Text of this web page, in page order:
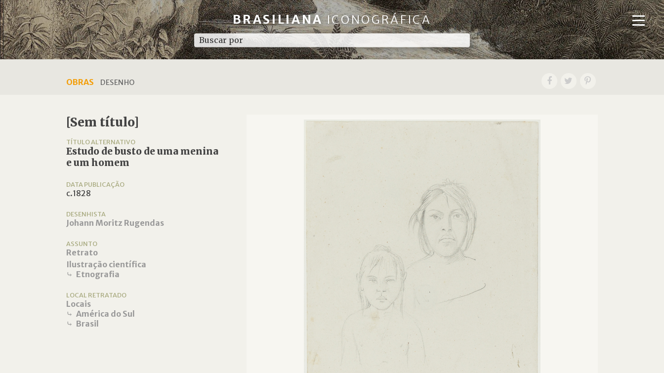
BRASILIANAICONOGRÁFICA
OBRAS DESENHO
[Sem título]
TÍTULO ALTERNATIVO
Estudo de busto de uma menina
e um homem
DATA PUBLICAÇÃO
c.1828
DESENHISTA
Johann Moritz Rugendas
ASSUNTO
Retrato
Ilustração científica
⤷ Etnografia
LOCAL RETRATADO
Locais
⤷ América do Sul
⤷ Brasil